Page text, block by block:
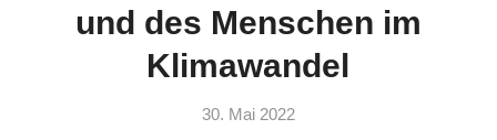
und des Menschen im
Klimawandel
30. Mai 2022